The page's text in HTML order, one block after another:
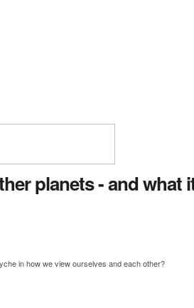
planets - and what
in how we view ourselves and each other?